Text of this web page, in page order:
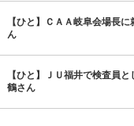
【ひと】ＣＡＡ岐阜会場長
ん
【ひと】ＪＵ福井で検査員
鶴さん